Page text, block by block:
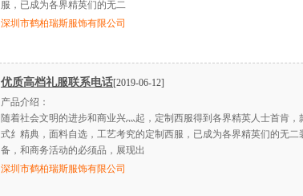
服，已成为各界精英们的无二
深圳市鹤柏瑞斯服饰有限公司
优质高档礼服联系电话[2019-06-12]
产品介绍：
随着社会文明的进步和商业兴灬起，定制西服得到各界精英人士首肯，
式纟精典，面料自选，工艺考究的定制西服，已成为各界精英们的无二
备，和商务活动的必须品，展现出
深圳市鹤柏瑞斯服饰有限公司